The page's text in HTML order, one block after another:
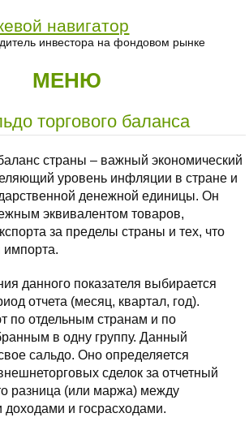
навигатор
инвестора на фондовом рынке
МЕНЮ
торгового баланса
страны – важный экономический
уровень инфляции в стране и
денежной единицы. Он
эквивалентом товаров,
за пределы страны и тех, что
данного показателя выбирается
отчета (месяц, квартал, год).
по отдельным странам и по
в одну группу. Данный
сальдо. Оно определяется
сделок за отчетный
разница (или маржа) между
доходами и госрасходами.